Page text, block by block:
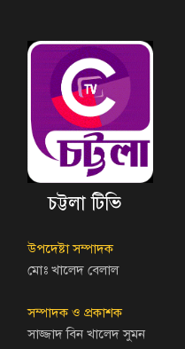
চট্টলা টিভি
উপদেষ্টা সম্পাদক
মোঃ খালেদ বেলাল
সম্পাদক ও প্রকাশক
সাজ্জাদ বিন খালেদ সুমন